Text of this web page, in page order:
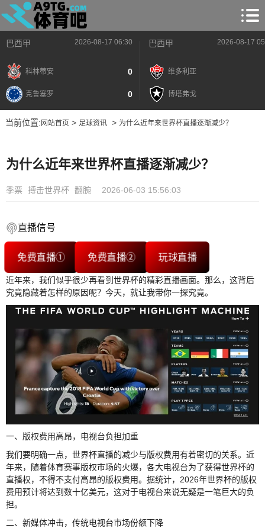
巴西甲 2026-08-17 06:30
科林蒂安 0
克鲁塞罗 0
巴西甲 2026-08-17
维多利亚
博塔弗戈
当前位置: 网站首页> 足球资讯> 为什么近年来世界杯直播逐渐减少？
为什么近年来世界杯直播逐渐减少？
季票 搏击世界杯 翻腕 2026-06-03 15:56:03
直播信号
免费直播① 免费直播② 玩球直播
近年来，我们似乎很少再看到世界杯的精彩直播画面。那么，这背后
究竟隐藏着怎样的原因呢？今天，就让我带你一探究竟。
一、版权费用高昂，电视台负担加重
我们要明确一点，世界杯直播的减少与版权费用有着密切的关系。近
年来，随着体育赛事版权市场的火爆，各大电视台为了获得世界杯的
直播权，不得不支付高昂的版权费用。据统计，2026年世界杯的版权
费用预计将达到数十亿美元，这对于电视台来说无疑是一笔巨大的负
担。
二、新媒体冲击，传统电视台市场份额下降